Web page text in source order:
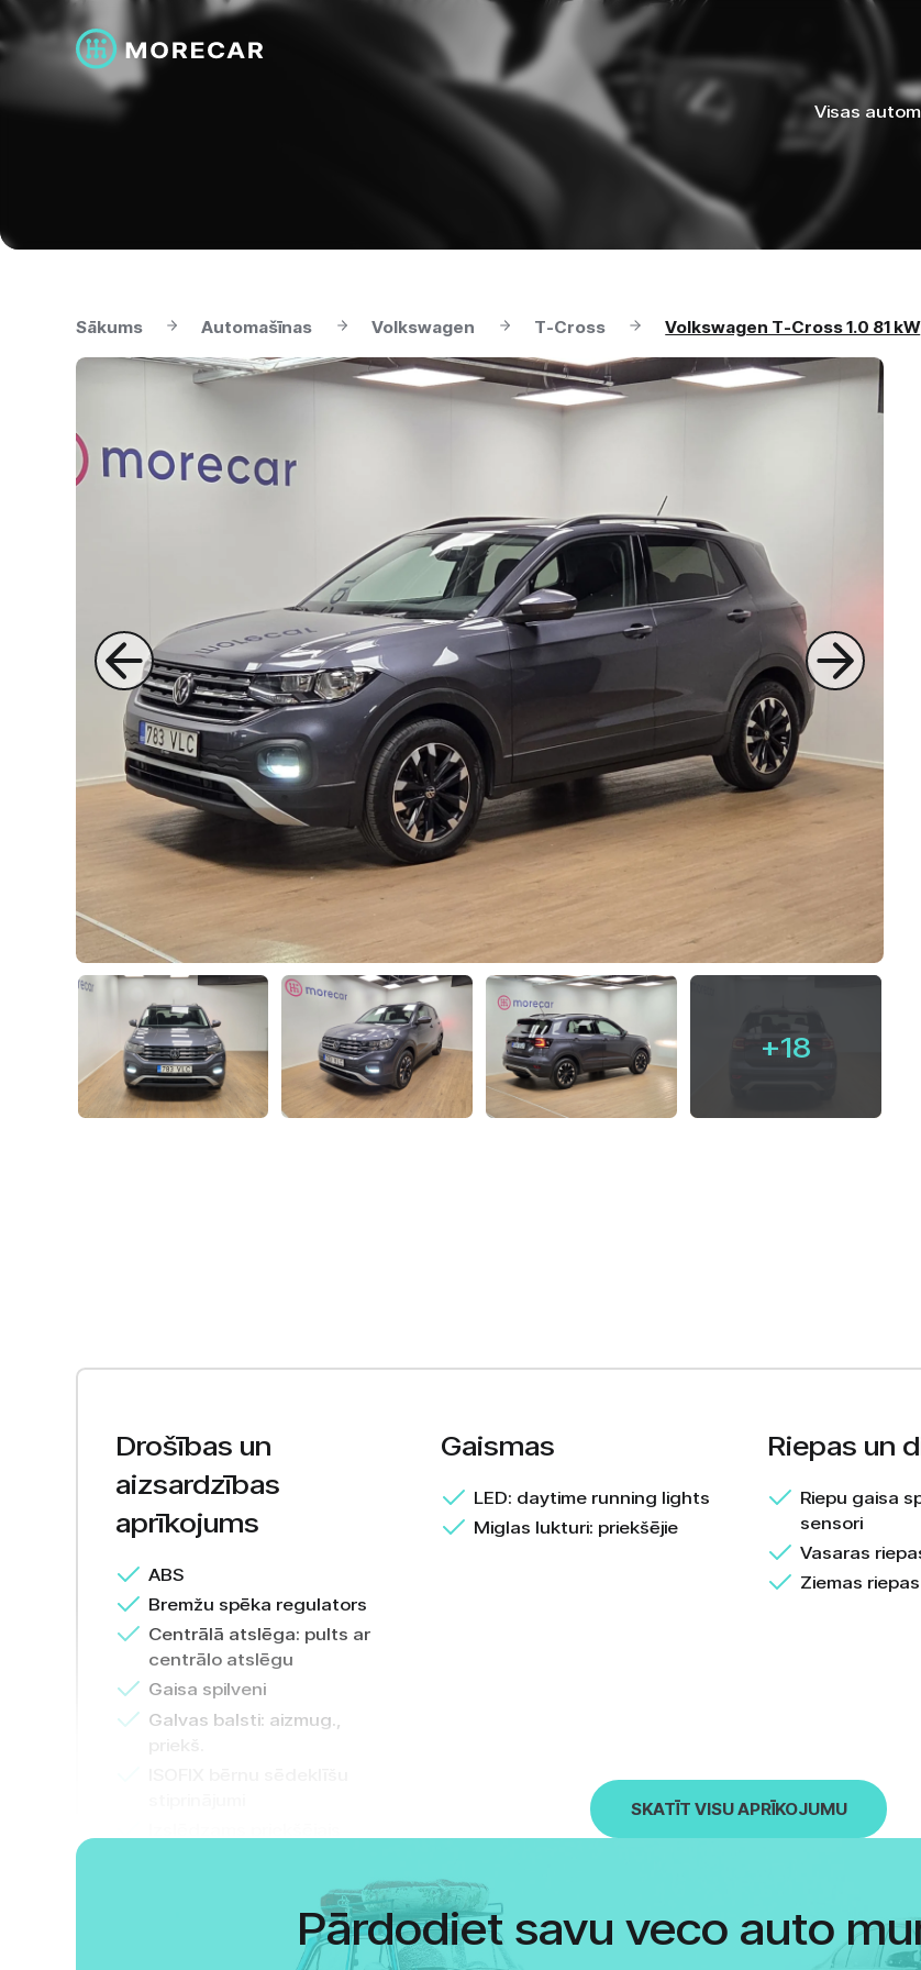
Visas
Sākums Automašīnas Volkswagen T-Cross Volkswagen T-Cross 1.0 81 kW
+18
Drošības un
aizsardzības
aprīkojums
ABS
Bremžu spēka regulators
Centrālā atslēga: pults ar
centrālo atslēgu
Gaisa spilveni
Galvas balsti: aizmug.,
Riepu spiediena kontrole
Gaismas
LED: daytime running lights
Miglas lukturi: priekšējie
Riepas un
Riepu gaisa
sensori
Vasaras
Ziemas riepas
SKATĪT VISU APRĪKOJUMU
Pārdodiet savu veco auto